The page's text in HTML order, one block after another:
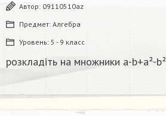
Автор: 09110510az
Предмет: Алгебра
Уровень: 5 - 9 класс
розкладіть на множники а-b+a²-b²​